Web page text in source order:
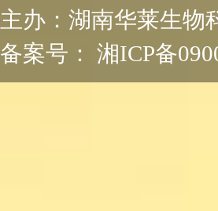
主办： 湖南华莱生物
备案号：
湘ICP备